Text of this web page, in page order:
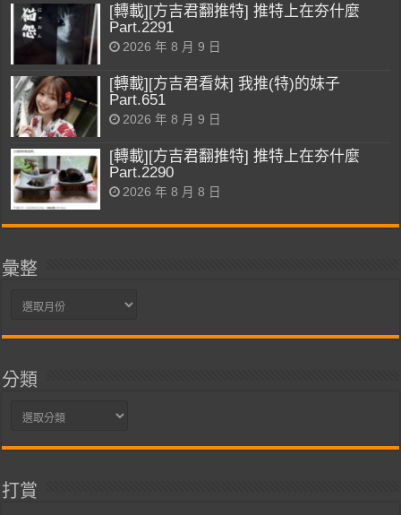
[轉載][方吉君翻推特] 推特上在夯什麼
Part.2291
2026 年 8 月 9 日
[轉載][方吉君看妹] 我推(特)的妹子
Part.651
2026 年 8 月 9 日
[轉載][方吉君翻推特] 推特上在夯什麼
Part.2290
2026 年 8 月 8 日
彙整
彙
分類
分
打賞